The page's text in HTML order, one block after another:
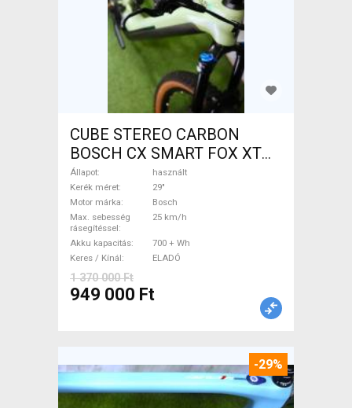
CUBE STEREO CARBON
BOSCH CX SMART FOX XT
Elektromos Mountain Bike
29" össztelós / fully Bosch
használt ELADÓ
Állapot
használt
Kerék méret
29"
Motor márka
Bosch
Max. sebesség
rásegítéssel
25 km/h
Akku kapacitás
700 + Wh
Keres / Kínál
ELADÓ
1 370 000 Ft
949 000 Ft
-29%